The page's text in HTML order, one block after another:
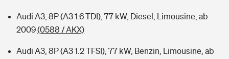
Audi A3, 8P (A3 1.6 TDI), 77 kW, Diesel, Limousine, ab
2009(0588 / AKX)
Audi A3, 8P (A3 1.2 TFSI), 77 kW, Benzin, Limousine, ab